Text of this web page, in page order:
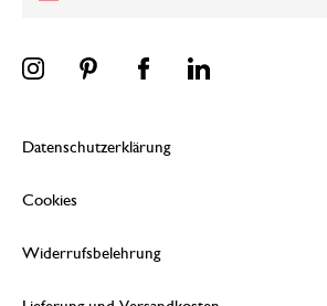
Datenschutzerklärung
Cookies
Widerrufsbelehrung